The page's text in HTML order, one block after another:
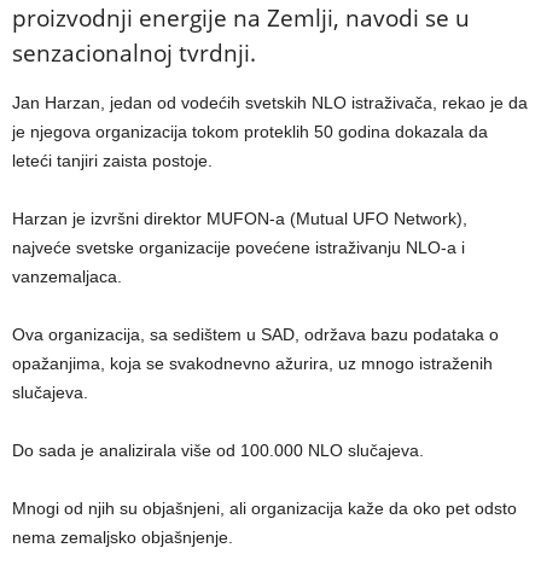
proizvodnji energije na Zemlji, navodi se u
senzacionalnoj tvrdnji.
Jan Harzan, jedan od vodećih svetskih NLO istraživača, rekao je da
je njegova organizacija tokom proteklih 50 godina dokazala da
leteći tanjiri zaista postoje.
Harzan je izvršni direktor MUFON-a (Mutual UFO Network),
najveće svetske organizacije povećene istraživanju NLO-a i
vanzemaljaca.
Ova organizacija, sa sedištem u SAD, održava bazu podataka o
opažanjima, koja se svakodnevno ažurira, uz mnogo istraženih
slučajeva.
Do sada je analizirala više od 100.000 NLO slučajeva.
Mnogi od njih su objašnjeni, ali organizacija kaže da oko pet odsto
nema zemaljsko objašnjenje.